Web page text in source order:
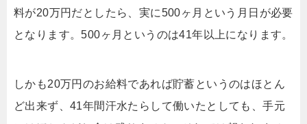
料が20万円だとしたら、実に500ヶ月という月日が必要
となります。500ヶ月というのは41年以上になります。
しかも20万円のお給料であれば貯蓄というのはほとん
ど出来ず、41年間汗水たらして働いたとしても、手元